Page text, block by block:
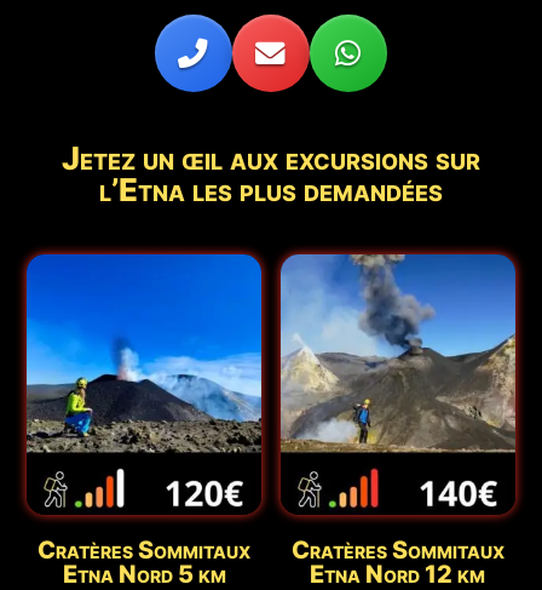
Jetez un œil aux excursions sur
l’Etna les plus demandées
Cratères Sommitaux
Etna Nord 5 km
Cratères Sommitaux
Etna Nord 12 km